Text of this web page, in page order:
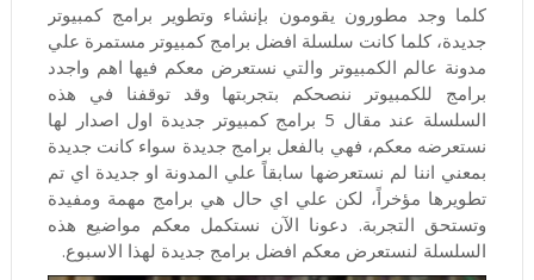
كلما وجد مطورون يقومون بإنشاء وتطوير برامج كمبيوتر
جديدة، كلما كانت سلسلة افضل برامج كمبيوتر مستمرة علي
مدونة عالم الكمبيوتر والتي نستعرض معكم فيها اهم واجدد
برامج للكمبيوتر ننصحكم بتجربتها وقد توقفنا في هذه
السلسلة عند مقال 5 برامج كمبيوتر جديدة اول اصدار لها
نستعرضه معكم، فهي بالفعل برامج جديدة سواء كانت جديدة
بمعني اننا لم نستعرضها سابقاً علي المدونة او جديدة اي تم
تطويرها مؤخراً، لكن علي اي حال هي برامج مهمة ومفيدة
وتستحق التجربة. دعونا الآن نستكمل معكم مواضيع هذه
السلسلة لنستعرض معكم افضل برامج جديدة لهذا الاسبوع.